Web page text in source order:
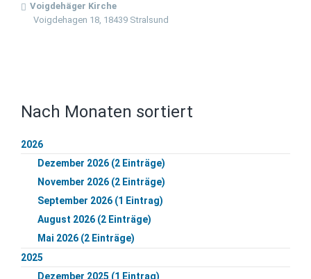
Voigdehäger Kirche
Voigdehagen 18, 18439 Stralsund
Nach Monaten sortiert
2026
Dezember 2026 (2 Einträge)
November 2026 (2 Einträge)
September 2026 (1 Eintrag)
August 2026 (2 Einträge)
Mai 2026 (2 Einträge)
2025
Dezember 2025 (1 Eintrag)